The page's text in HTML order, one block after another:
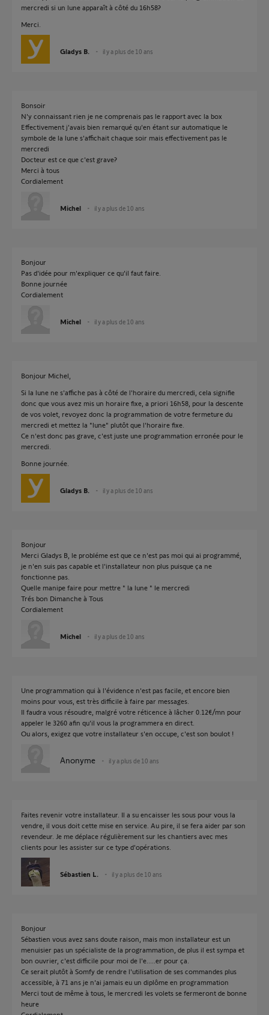
mercredi si un lune apparaît à côté du 16h58?
Merci.
Gladys B. il y a plus de 10 ans
Bonsoir
N'y connaissant rien je ne comprenais pas le rapport avec la box
Effectivement j'avais bien remarqué qu'en étant sur automatique le
symbole de la lune s'affichait chaque soir mais effectivement pas le
mercredi
Docteur est ce que c'est grave?
Merci à tous
Cordialement
Michel il y a plus de 10 ans
Bonjour
Pas d'idée pour m'expliquer ce qu'il faut faire.
Bonne journée
Cordialement
Michel il y a plus de 10 ans
Bonjour Michel,
Si la lune ne s'affiche pas à côté de l'horaire du mercredi, cela signifie
donc que vous avez mis un horaire fixe, a priori 16h58, pour la descente
de vos volet, revoyez donc la programmation de votre fermeture du
mercredi et mettez la "lune" plutôt que l'horaire fixe.
Ce n'est donc pas grave, c'est juste une programmation erronée pour le
mercredi.
Bonne journée.
Gladys B. il y a plus de 10 ans
Bonjour
Merci Gladys B, le probléme est que ce n'est pas moi qui ai programmé,
je n'en suis pas capable et l'installateur non plus puisque ça ne
fonctionne pas.
Quelle manipe faire pour mettre " la lune " le mercredi
Trés bon Dimanche à Tous
Cordialement
Michel il y a plus de 10 ans
Une programmation qui à l'évidence n'est pas facile, et encore bien
moins pour vous, est très difficile à faire par messages.
Il faudra vous résoudre, malgré votre réticence à lâcher 0.12€/mn pour
appeler le 3260 afin qu'il vous la programmera en direct.
Ou alors, exigez que votre installateur s'en occupe, c'est son boulot !
Anonyme il y a plus de 10 ans
Faites revenir votre installateur. Il a su encaisser les sous pour vous la
vendre, il vous doit cette mise en service. Au pire, il se fera aider par son
revendeur. Je me déplace régulièrement sur les chantiers avec mes
clients pour les assister sur ce type d'opérations.
Sébastien L. il y a plus de 10 ans
Bonjour
Sébastien vous avez sans doute raison, mais mon installateur est un
menuisier pas un spécialiste de la programmation, de plus il est sympa et
bon ouvrier, c'est difficile pour moi de l'e.....er pour ça.
Ce serait plutôt à Somfy de rendre l'utilisation de ses commandes plus
accessible, à 71 ans je n'ai jamais eu un diplôme en programmation
Merci tout de même à tous, le mercredi les volets se fermeront de bonne
heure